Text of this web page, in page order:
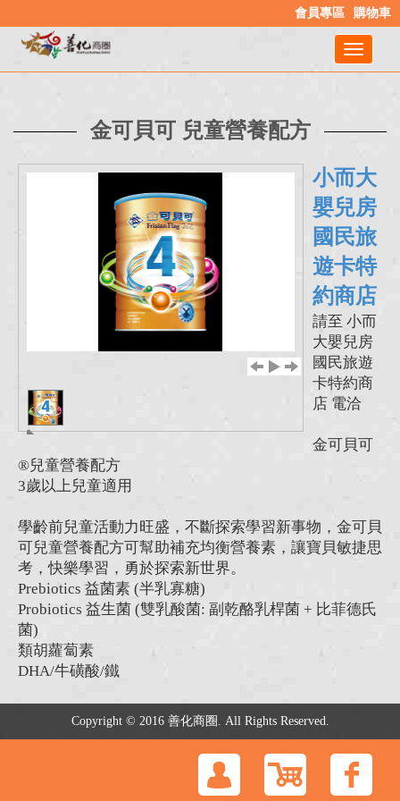
會員專區 購物車
金可貝可 兒童營養配方
小而大
嬰兒房
國民旅
遊卡特
約商店
請至 小而
大嬰兒房
國民旅遊
卡特約商
店 電洽
金可貝可
®兒童營養配方
3歲以上兒童適用
學齡前兒童活動力旺盛，不斷探索學習新事物，金可貝
可兒童營養配方可幫助補充均衡營養素，讓寶貝敏捷思
考，快樂學習，勇於探索新世界。
Prebiotics 益菌素 (半乳寡糖)
Probiotics 益生菌 (雙乳酸菌: 副乾酪乳桿菌 + 比菲德氏
菌)
類胡蘿蔔素
DHA/牛磺酸/鐵
Copyright © 2016 善化商圈. All Rights Reserved.